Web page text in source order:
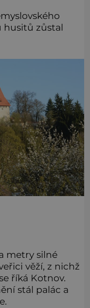
husitů zůstal
metry silné
věží, z nichž
říká Kotnov.
stál palác a